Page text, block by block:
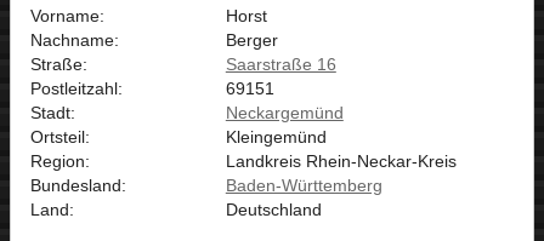
Vorname:
Horst
Nachname:
Berger
Straße:
Saarstraße 16
Postleitzahl:
69151
Stadt:
Neckargemünd
Ortsteil:
Kleingemünd
Region:
Landkreis Rhein-Neckar-Kreis
Bundesland:
Baden-Württemberg
Land:
Deutschland